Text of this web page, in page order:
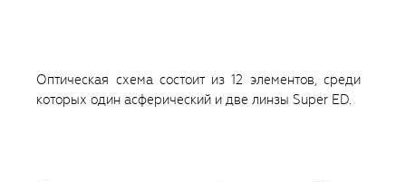
Оптическая схема состоит из 12 элементов, среди
которых один асферический и две линзы Super ED.